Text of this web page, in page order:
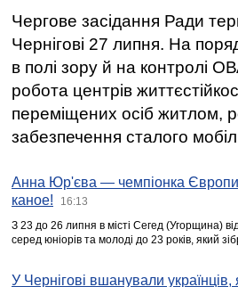
Чергове засідання Ради
Чернігові 27 липня. На
в полі зору й на контролі
робота центрів
переміщених осіб житлом,
забезпечення сталого
Анна Юр'єва — чемпіонка Європи
каное!
16:13
З 23 до 26 липня в місті Сегед (Угорщина)
серед юніорів та молоді до 23 років, який
У Чернігові вшанували українців,